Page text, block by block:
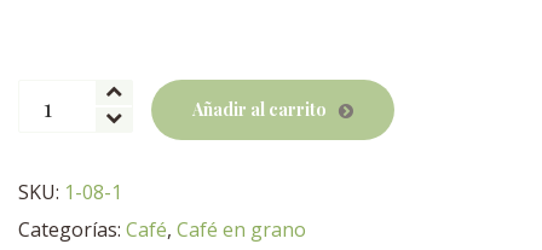
"Avellana
entero
cantidad
Añadir al carrito
SKU: 1-08-1
Categorías: Café, Café en grano